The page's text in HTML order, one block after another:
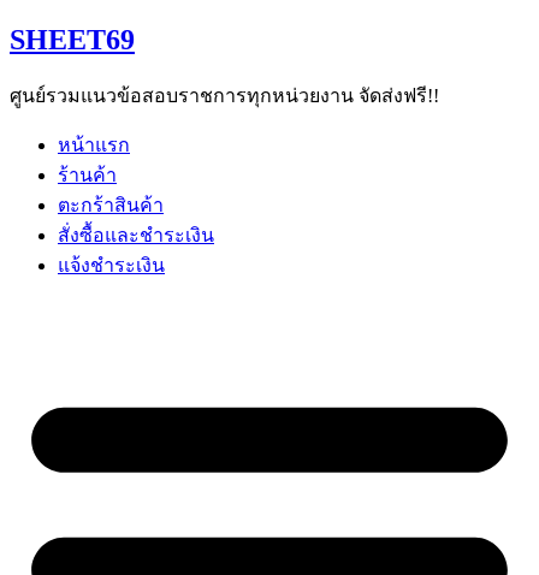
Skip
to
SHEET69
ศูนย์รวมแนวข้อสอบราชการทุกหน่วยงาน จัดส่งฟรี!!
หน้าแรก
ร้านค้า
ตะกร้าสินค้า
สั่งซื้อและชำระเงิน
แจ้งชำระเงิน